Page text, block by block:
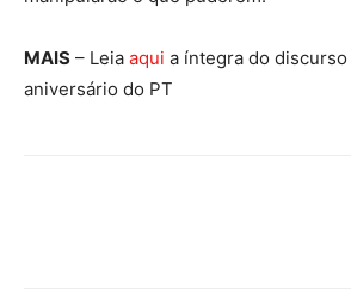
MAIS – Leia aqui a íntegra do
aniversário do PT